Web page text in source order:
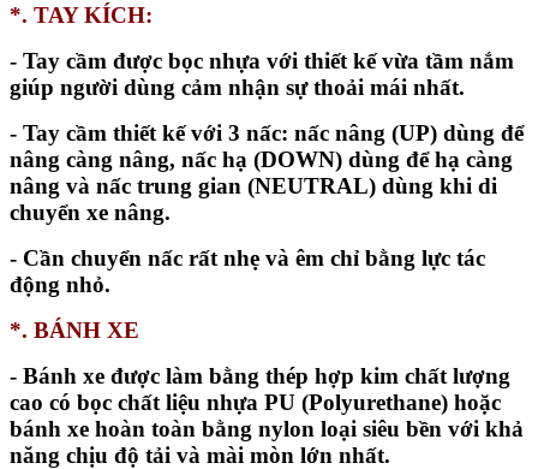
*. TAY KÍCH:
- Tay cầm được bọc nhựa với thiết kế vừa tầm nắm
giúp người dùng cảm nhận sự thoải mái nhất.
- Tay cầm thiết kế với 3 nấc: nấc nâng (UP) dùng để
nâng càng nâng, nấc hạ (DOWN) dùng để hạ càng
nâng và nấc trung gian (NEUTRAL) dùng khi di
chuyển xe nâng.
- Cần chuyển nấc rất nhẹ và êm chỉ bằng lực tác
động nhỏ.
*. BÁNH XE
- Bánh xe được làm bằng thép hợp kim chất lượng
cao có bọc chất liệu nhựa PU (Polyurethane) hoặc
bánh xe hoàn toàn bằng nylon loại siêu bền với khả
năng chịu độ tải và mài mòn lớn nhất.